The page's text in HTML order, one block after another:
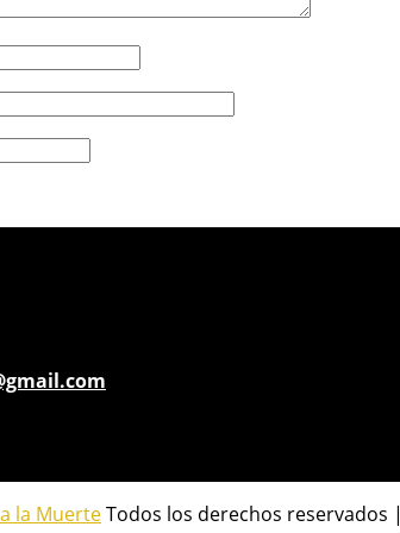
la MuerteTodos los derechos reservados |